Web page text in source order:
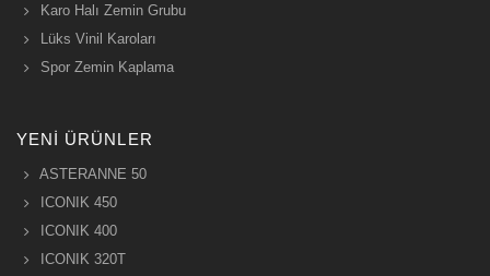
Karo Halı Zemin Grubu
Lüks Vinil Karoları
Spor Zemin Kaplama
YENI ÜRÜNLER
ASTERANNE 50
ICONIK 450
ICONIK 400
ICONIK 320T